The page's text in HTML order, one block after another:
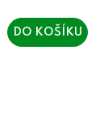
DO KOŠÍKU